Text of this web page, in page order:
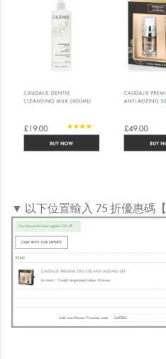
▼ 以下位置輸入 75 折優惠碼【